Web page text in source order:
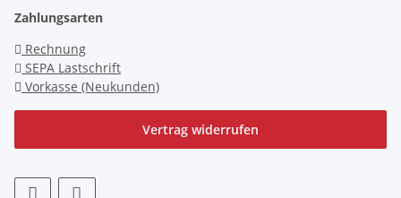
Zahlungsarten
Rechnung
SEPA Lastschrift
Vorkasse (Neukunden)
Vertrag widerrufen